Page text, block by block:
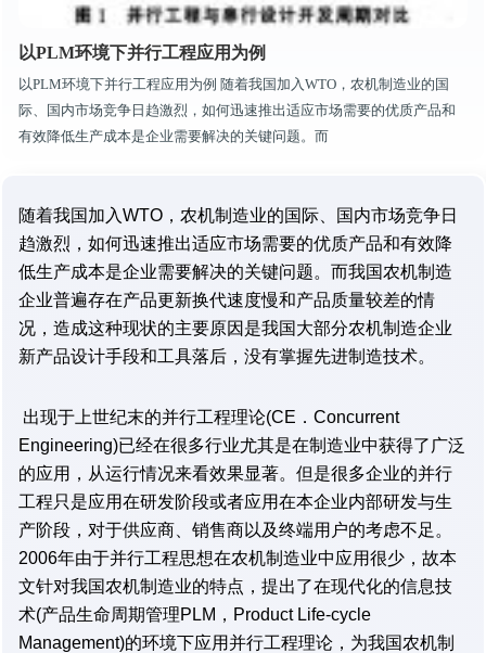
以PLM环境下并行工程应用为例
以PLM环境下并行工程应用为例 随着我国加入WTO，农机制造业的国
际、国内市场竞争日趋激烈，如何迅速推出适应市场需要的优质产品和
有效降低生产成本是企业需要解决的关键问题。而
随着我国加入WTO，农机制造业的国际、国内市场竞争日
趋激烈，如何迅速推出适应市场需要的优质产品和有效降
低生产成本是企业需要解决的关键问题。而我国农机制造
企业普遍存在产品更新换代速度慢和产品质量较差的情
况，造成这种现状的主要原因是我国大部分农机制造企业
新产品设计手段和工具落后，没有掌握先进制造技术。
出现于上世纪末的并行工程理论(CE．Concurrent
Engineering)已经在很多行业尤其是在制造业中获得了广泛
的应用，从运行情况来看效果显著。但是很多企业的并行
工程只是应用在研发阶段或者应用在本企业内部研发与生
产阶段，对于供应商、销售商以及终端用户的考虑不足。
2006年由于并行工程思想在农机制造业中应用很少，故本
文针对我国农机制造业的特点，提出了在现代化的信息技
术(产品生命周期管理PLM，Product Life-cycle
Management)的环境下应用并行工程理论，为我国农机制